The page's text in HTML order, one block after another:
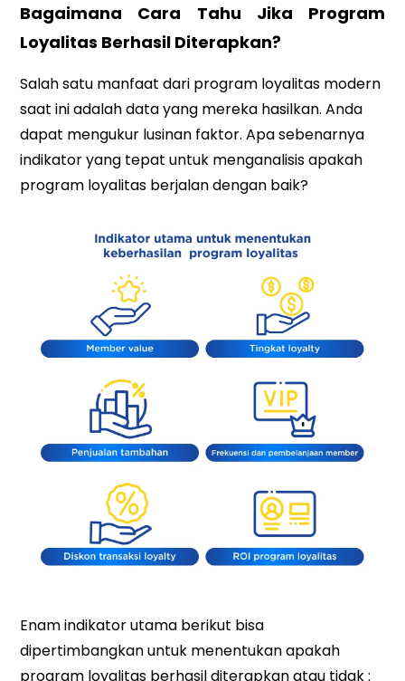
Bagaimana Cara Tahu Jika Program
Loyalitas Berhasil Diterapkan?
Salah satu manfaat dari program loyalitas modern
saat ini adalah data yang mereka hasilkan. Anda
dapat mengukur lusinan faktor. Apa sebenarnya
indikator yang tepat untuk menganalisis apakah
program loyalitas berjalan dengan baik?
Enam indikator utama berikut bisa
dipertimbangkan untuk menentukan apakah
program loyalitas berhasil diterapkan atau tidak :